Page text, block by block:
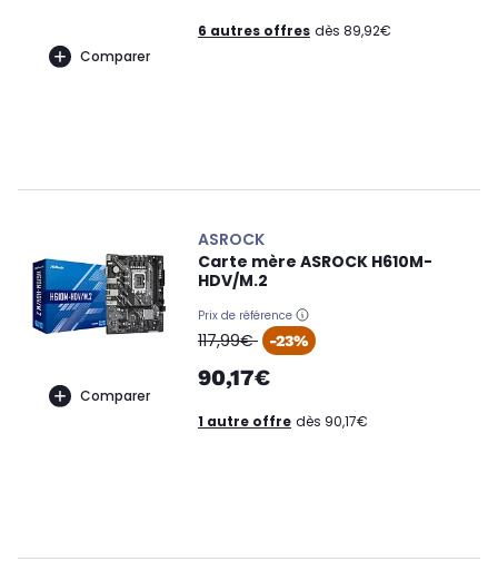
Comparer
6 autres offres dès 89,92€
Comparer
ASROCK
Carte mère ASROCK H610M-
HDV/M.2
Prix de référence
oldPrice
117,99€ -23%
90,17€
1 autre offre dès 90,17€